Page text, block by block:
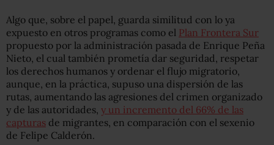
Algo que, sobre el papel, guarda similitud con lo ya
expuesto en otros programas como el Plan Frontera Sur
propuesto por la administración pasada de Enrique Peña
Nieto, el cual también prometía dar seguridad, respetar
los derechos humanos y ordenar el flujo migratorio,
aunque, en la práctica, supuso una dispersión de las
rutas, aumentando las agresiones del crimen organizado
y de las autoridades, y un incremento del 66% de las
capturas de migrantes, en comparación con el sexenio
de Felipe Calderón.